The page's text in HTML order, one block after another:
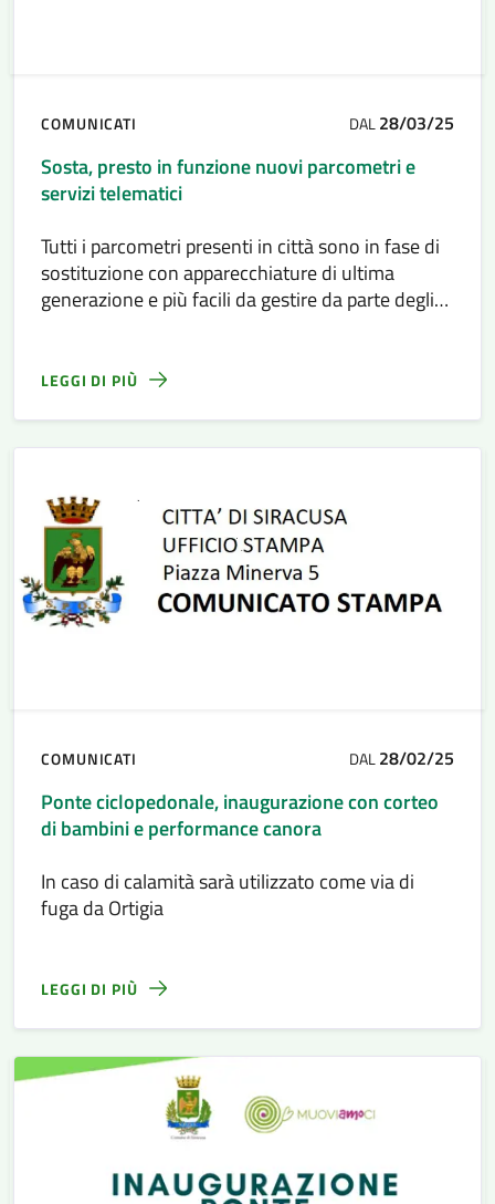
COMUNICATI DAL28/03/25
Sosta, presto in funzione nuovi parcometri e
servizi telematici
Tutti i parcometri presenti in città sono in fase di
sostituzione con apparecchiature di ultima
generazione e più facili da gestire da parte degli
LEGGI DI PIÙ
COMUNICATI DAL28/02/25
Ponte ciclopedonale, inaugurazione con corteo
di bambini e performance canora
In caso di calamità sarà utilizzato come via di
fuga da Ortigia
LEGGI DI PIÙ